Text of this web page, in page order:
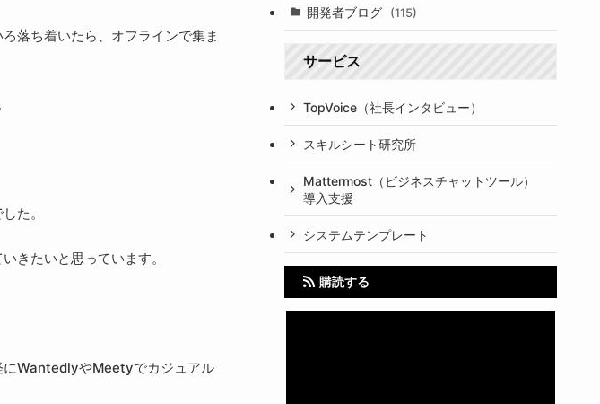
落ち着いたら、オフラインで集ま
た。
きたいと思っています。
にWantedlyやMeetyでカジュアル
開発者ブログ (115)
サービス
TopVoice（社長インタビュー）
スキルシート研究所
Mattermost（ビジネスチャットツール）
導入支援
システムテンプレート
購読する